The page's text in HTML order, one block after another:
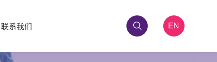
联系我们 EN